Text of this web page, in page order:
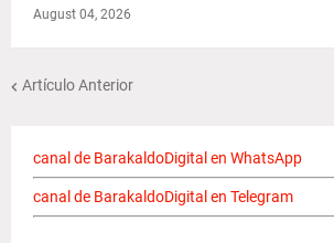
August 04, 2026
Artículo Anterior
canal de BarakaldoDigital en WhatsApp
canal de BarakaldoDigital en Telegram